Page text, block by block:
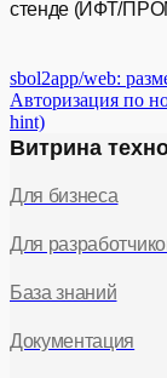
стенде (ИФТ/
sbol2app/web:
Авторизация по
hint)
Витрина
Для бизнеса
Для
База знаний
Документация